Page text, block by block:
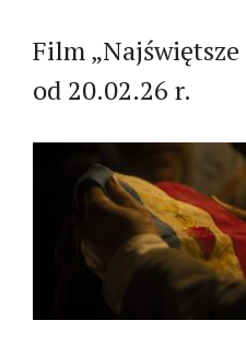
Film „Najświętsze
od 20.02.26 r.